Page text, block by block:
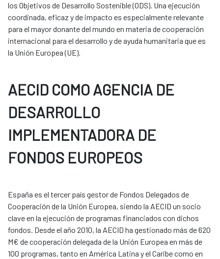
los Objetivos de Desarrollo Sostenible (ODS). Una ejecución
coordinada, eficaz y de impacto es especialmente relevante
para el mayor donante del mundo en materia de cooperación
internacional para el desarrollo y de ayuda humanitaria que es
la Unión Europea (UE).
AECID COMO AGENCIA DE
DESARROLLO
IMPLEMENTADORA DE
FONDOS EUROPEOS
España es el tercer país gestor de Fondos Delegados de
Cooperación de la Unión Europea, siendo la AECID un socio
clave en la ejecución de programas financiados con dichos
fondos. Desde el año 2010, la AECID ha gestionado más de 620
M€ de cooperación delegada de la Unión Europea en más de
100 programas, tanto en América Latina y el Caribe como en